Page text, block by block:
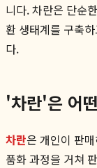
니다. 차란은 단순
환 생태계를 구축
다.
'차란'은 어
차란은 개인이 판
품화 과정을 거쳐